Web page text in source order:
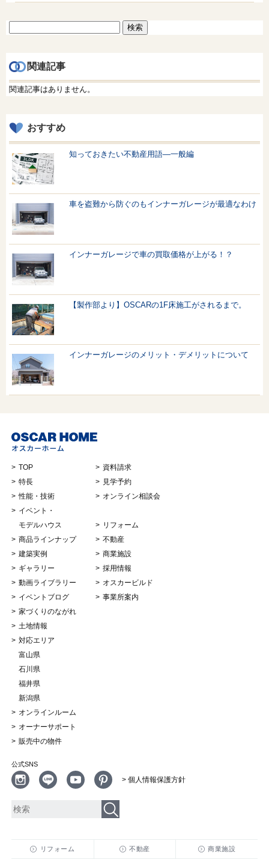
関連記事
関連記事はありません。
おすすめ
知っておきたい不動産用語—一般編
車を盗難から防ぐのもインナーガレージが最適なわけ
インナーガレージで車の買取価格が上がる！？
【製作部より】OSCARの1F床施工がされるまで。
インナーガレージのメリット・デメリットについて
TOP
特長
性能・技術
イベント・
モデルハウス
商品ラインナップ
建築実例
ギャラリー
動画ライブラリー
イベントブログ
家づくりのながれ
土地情報
対応エリア
富山県
石川県
福井県
新潟県
オンラインルーム
オーナーサポート
販売中の物件
資料請求
見学予約
オンライン相談会
リフォーム
不動産
商業施設
採用情報
オスカービルド
事業所案内
公式SNS
> 個人情報保護方針
リフォーム 不動産 商業施設